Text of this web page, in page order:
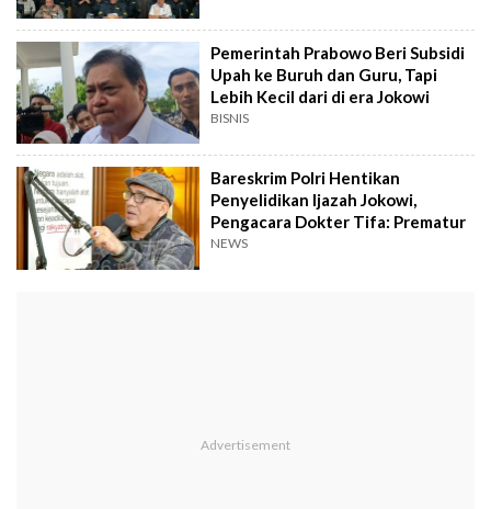
Pemerintah Prabowo Beri Subsidi
Upah ke Buruh dan Guru, Tapi
Lebih Kecil dari di era Jokowi
BISNIS
Bareskrim Polri Hentikan
Penyelidikan Ijazah Jokowi,
Pengacara Dokter Tifa: Prematur
NEWS